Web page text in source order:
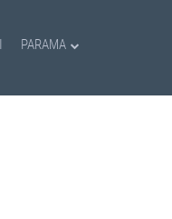
PARAMA